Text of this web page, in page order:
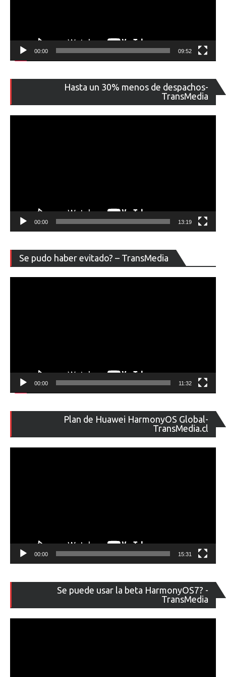
00:00 09:52
Hasta un 30% menos de despachos-
TransMedia
de
00:00 13:19
Se pudo haber evitado? – TransMedia
de
00:00 11:32
Plan de Huawei HarmonyOS Global-
TransMedia.cl
de
00:00 15:31
Se puede usar la beta HarmonyOS7? -
TransMedia
de